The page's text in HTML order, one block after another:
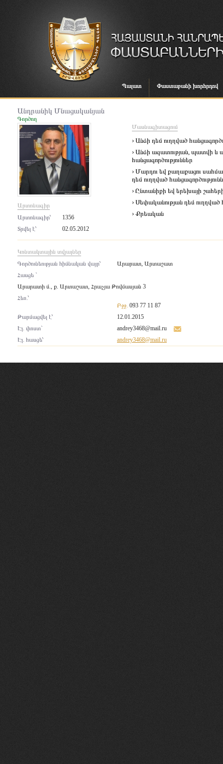
Պալատ Փաստաբանի խորհրդով
Անդրանիկ Մնացականյան
Գործող
Արտոնագիր
Արտոնագիր՝
1356
Տրվել է՝
02.05.2012
Մասնագիտացում
› Անձի դեմ ուղղված
› Անձի ազատության, պատվի և
հանցագործություններ
› Մարդու եվ քաղաքացու
դեմ ուղղված
› Ընտանիքի եվ երեխայի
› Սեփականության դեմ ուղղված
› Քրեական
Կոնտակտային տվյալներ
Գործունեության հիմնական վայր՝
Արարատ, Արտաշատ
Հասցե `
Արարատի մ., ք. Արտաշատ, Հրաչյա Թովմասյան 3
Հեռ.՝
Բջջ. 093 77 11 87
Թարմացվել է՝
12.01.2015
Էլ. փոստ`
andrey3468@mail.ru
Էլ. հասցե՝
andrey3468@mail.ru